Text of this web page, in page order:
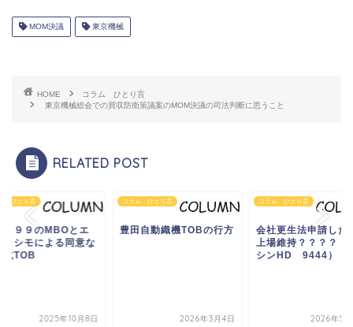
MOM決議 東京機械
HOME
コラム ひとり言
東京機械総会での買収防衛策議案のMOM決議の司法判断に思うこと
RELATED POST
ひとり言
ト９９のMBOとエ
ッシモによる同意な
抗TOB
2025年10月8日
コラム ひとり言
豊田自動織機TOBの行方
2026年3月4日
コラム ひとり言
会社更生法申請した
上場維持？？？？（
シンHD 9444）
2026年5